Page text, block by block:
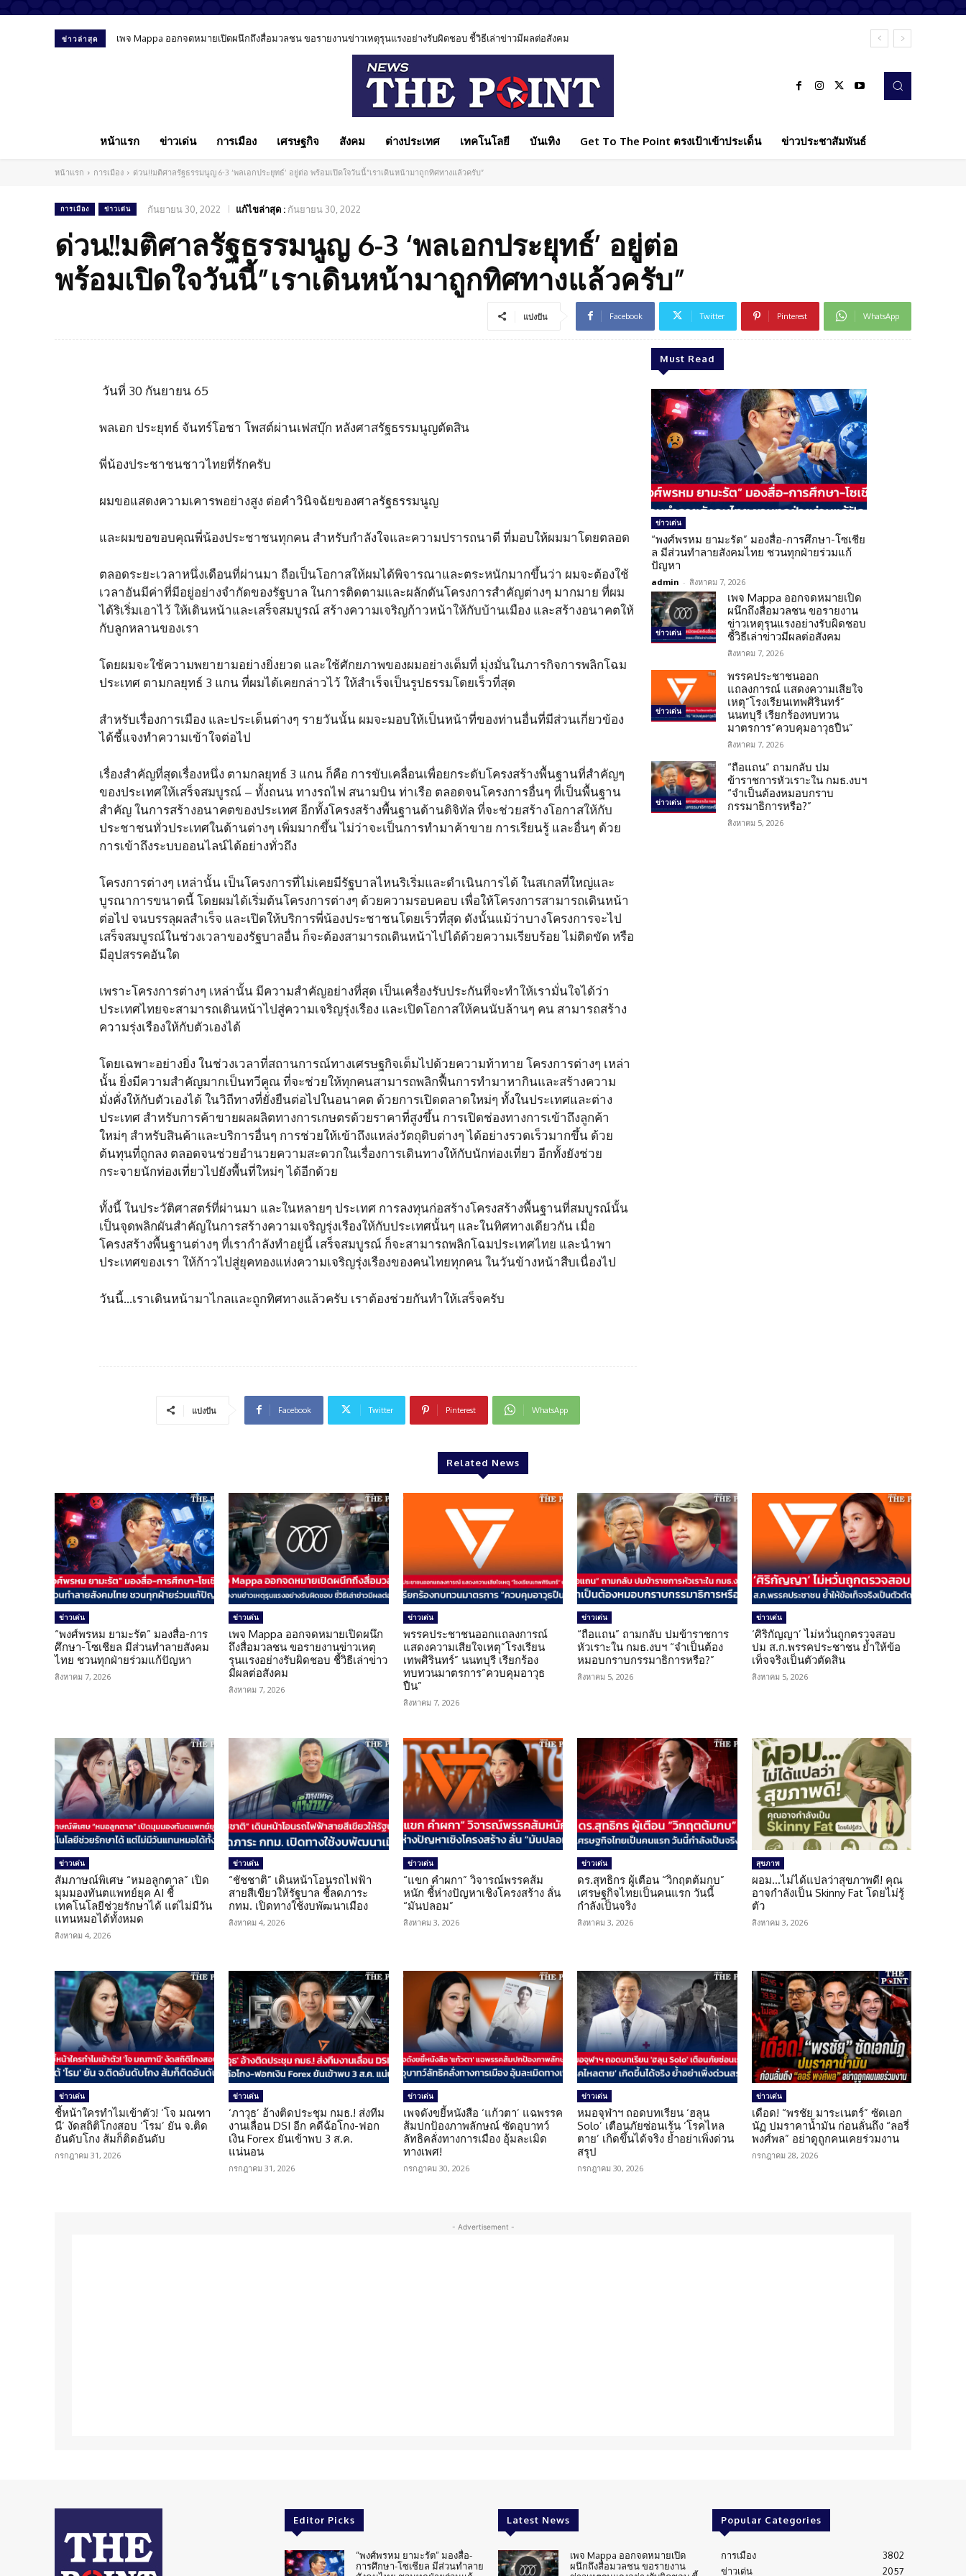
ข่าวล่าสุด เพจ Mappa ออกจดหมายเปิดผนึกถึงสื่อมวลชน ขอรายงานข่าวเหตุรุนแรงอย่างรับผิดชอบ ชี้วิธีเล่าข่าวมีผลต่อสังคม
หน้าแรก ข่าวเด่น การเมือง เศรษฐกิจ สังคม ต่างประเทศ เทคโนโลยี บันเทิง Get To The Point ตรงเป้าเข้าประเด็น ข่าวประชาสัมพันธ์
หน้าแรก การเมือง ด่วน!!มติศาลรัฐธรรมนูญ 6-3 ‘พลเอกประยุทธ์’ อยู่ต่อ พร้อมเปิดใจวันนี้”เราเดินหน้ามาถูกทิศทางแล้วครับ”
การเมือง ข่าวเด่น กันยายน 30, 2022 แก้ไขล่าสุด : กันยายน 30, 2022
ด่วน!!มติศาลรัฐธรรมนูญ 6-3 ‘พลเอกประยุทธ์’ อยู่ต่อ
พร้อมเปิดใจวันนี้”เราเดินหน้ามาถูกทิศทางแล้วครับ”
แบ่งปัน Facebook Twitter Pinterest WhatsApp
วันที่ 30 กันยายน 65
พลเอก ประยุทธ์ จันทร์โอชา โพสต์ผ่านเฟสบุ๊ก หลังศาสรัฐธรรมนูญตัดสิน
พี่น้องประชาชนชาวไทยที่รักครับ
ผมขอแสดงความเคารพอย่างสูง ต่อคำวินิจฉัยของศาลรัฐธรรมนูญ
และผมขอขอบคุณพี่น้องประชาชนทุกคน สำหรับกำลังใจและความปรารถนาดี ที่มอบให้ผมมาโดยตลอด
ตลอดระยะเวลาหนึ่งเดือนที่ผ่านมา ถือเป็นโอกาสให้ผมได้พิจารณาและตระหนักมากขึ้นว่า ผมจะต้องใช้
เวลาอันมีค่าที่มีอยู่อย่างจำกัดของรัฐบาล ในการติดตามและผลักดันโครงการสำคัญต่างๆ มากมาย ที่ผม
ได้ริเริ่มเอาไว้ ให้เดินหน้าและเสร็จสมบูรณ์ สร้างความเจริญก้าวหน้าให้กับบ้านเมือง และสร้างอนาคตให้
กับลูกหลานของเรา
โดยผมจะใช้ความพยายามอย่างยิ่งยวด และใช้ศักยภาพของผมอย่างเต็มที่ มุ่งมั่นในภารกิจการพลิกโฉม
ประเทศ ตามกลยุทธ์ 3 แกน ที่ผมได้เคยกล่าวไว้ ให้สำเร็จเป็นรูปธรรมโดยเร็วที่สุด
สำหรับเรื่องการเมือง และประเด็นต่างๆ รายวันนั้น ผมจะมอบให้เป็นหน้าที่ของท่านอื่นที่มีส่วนเกี่ยวข้อง
ได้ชี้แจงทำความเข้าใจต่อไป
เรื่องสำคัญที่สุดเรื่องหนึ่ง ตามกลยุทธ์ 3 แกน ก็คือ การขับเคลื่อนเพื่อยกระดับโครงสร้างพื้นฐานที่สำคัญๆ
ของประเทศให้เสร็จสมบูรณ์ – ทั้งถนน ทางรถไฟ สนามบิน ท่าเรือ ตลอดจนโครงการอื่นๆ ที่เป็นพื้นฐาน
สำคัญ ในการสร้างอนาคตของประเทศ อีกทั้งโครงสร้างพื้นฐานด้านดิจิทัล ที่จะช่วยสร้างโอกาสให้กับ
ประชาชนทั่วประเทศในด้านต่างๆ เพิ่มมากขึ้น ไม่ว่าจะเป็นการทำมาค้าขาย การเรียนรู้ และอื่นๆ ด้วย
การเข้าถึงระบบออนไลน์ได้อย่างทั่วถึง
โครงการต่างๆ เหล่านั้น เป็นโครงการที่ไม่เคยมีรัฐบาลไหนริเริ่มและดำเนินการได้ ในสเกลที่ใหญ่และ
บูรณาการขนาดนี้ โดยผมได้เริ่มต้นโครงการต่างๆ ด้วยความรอบคอบ เพื่อให้โครงการสามารถเดินหน้า
ต่อไป จนบรรลุผลสำเร็จ และเปิดให้บริการพี่น้องประชาชนโดยเร็วที่สุด ดังนั้นแม้ว่าบางโครงการจะไป
เสร็จสมบูรณ์ในช่วงเวลาของรัฐบาลอื่น ก็จะต้องสามารถเดินหน้าไปได้ด้วยความเรียบร้อย ไม่ติดขัด หรือ
มีอุปสรรคอันใด
เพราะโครงการต่างๆ เหล่านั้น มีความสำคัญอย่างที่สุด เป็นเครื่องรับประกันที่จะทำให้เรามั่นใจได้ว่า
ประเทศไทยจะสามารถเดินหน้าไปสู่ความเจริญรุ่งเรือง และเปิดโอกาสให้คนนับล้านๆ คน สามารถสร้าง
ความรุ่งเรืองให้กับตัวเองได้
โดยเฉพาะอย่างยิ่ง ในช่วงเวลาที่สถานการณ์ทางเศรษฐกิจเต็มไปด้วยความท้าทาย โครงการต่างๆ เหล่า
นั้น ยิ่งมีความสำคัญมากเป็นทวีคูณ ที่จะช่วยให้ทุกคนสามารถพลิกฟื้นการทำมาหากินและสร้างความ
มั่งคั่งให้กับตัวเองได้ ในวิถีทางที่ยั่งยืนต่อไปในอนาคต ด้วยการเปิดตลาดใหม่ๆ ทั้งในประเทศและต่าง
ประเทศ สำหรับการค้าขายผลผลิตทางการเกษตรด้วยราคาที่สูงขึ้น การเปิดช่องทางการเข้าถึงลูกค้า
ใหม่ๆ สำหรับสินค้าและบริการอื่นๆ การช่วยให้เข้าถึงแหล่งวัตถุดิบต่างๆ ได้อย่างรวดเร็วมากขึ้น ด้วย
ต้นทุนที่ถูกลง ตลอดจนช่วยอำนวยความสะดวกในเรื่องการเดินทางให้กับนักท่องเที่ยว อีกทั้งยังช่วย
กระจายนักท่องเที่ยวไปยังพื้นที่ใหม่ๆ ได้อีกด้วย
ทั้งนี้ ในประวัติศาสตร์ที่ผ่านมา และในหลายๆ ประเทศ การลงทุนก่อสร้างโครงสร้างพื้นฐานที่สมบูรณ์นั้น
เป็นจุดพลิกผันสำคัญในการสร้างความเจริญรุ่งเรืองให้กับประเทศนั้นๆ และในทิศทางเดียวกัน เมื่อ
โครงสร้างพื้นฐานต่างๆ ที่เรากำลังทำอยู่นี้ เสร็จสมบูรณ์ ก็จะสามารถพลิกโฉมประเทศไทย และนำพา
ประเทศของเรา ให้ก้าวไปสู่ยุคทองแห่งความเจริญรุ่งเรืองของคนไทยทุกคน ในวันข้างหน้าสืบเนื่องไป
วันนี้…เราเดินหน้ามาไกลและถูกทิศทางแล้วครับ เราต้องช่วยกันทำให้เสร็จครับ
แบ่งปัน Facebook Twitter Pinterest WhatsApp
Must Read
ข่าวเด่น
“พงศ์พรหม ยามะรัต” มองสื่อ-การศึกษา-โซเชีย
ล มีส่วนทำลายสังคมไทย ชวนทุกฝ่ายร่วมแก้
ปัญหา
admin - สิงหาคม 7, 2026
ข่าวเด่น
เพจ Mappa ออกจดหมายเปิด
ผนึกถึงสื่อมวลชน ขอรายงาน
ข่าวเหตุรุนแรงอย่างรับผิดชอบ
ชี้วิธีเล่าข่าวมีผลต่อสังคม
สิงหาคม 7, 2026
ข่าวเด่น
พรรคประชาชนออก
แถลงการณ์ แสดงความเสียใจ
เหตุ”โรงเรียนเทพศิรินทร์”
นนทบุรี เรียกร้องทบทวน
มาตรการ”ควบคุมอาวุธปืน”
สิงหาคม 7, 2026
ข่าวเด่น
“ถือแถน” ถามกลับ ปม
ข้าราชการหัวเราะใน กมธ.งบฯ
“จำเป็นต้องหมอบกราบ
กรรมาธิการหรือ?”
สิงหาคม 5, 2026
Related News
ข่าวเด่น
“พงศ์พรหม ยามะรัต” มองสื่อ-การ
ศึกษา-โซเชียล มีส่วนทำลายสังคม
ไทย ชวนทุกฝ่ายร่วมแก้ปัญหา
สิงหาคม 7, 2026
ข่าวเด่น
เพจ Mappa ออกจดหมายเปิดผนึก
ถึงสื่อมวลชน ขอรายงานข่าวเหตุ
รุนแรงอย่างรับผิดชอบ ชี้วิธีเล่าข่าว
มีผลต่อสังคม
สิงหาคม 7, 2026
ข่าวเด่น
พรรคประชาชนออกแถลงการณ์
แสดงความเสียใจเหตุ”โรงเรียน
เทพศิรินทร์” นนทบุรี เรียกร้อง
ทบทวนมาตรการ”ควบคุมอาวุธ
ปืน”
สิงหาคม 7, 2026
ข่าวเด่น
“ถือแถน” ถามกลับ ปมข้าราชการ
หัวเราะใน กมธ.งบฯ “จำเป็นต้อง
หมอบกราบกรรมาธิการหรือ?”
สิงหาคม 5, 2026
ข่าวเด่น
‘ศิริกัญญา’ ไม่หวั่นถูกตรวจสอบ
ปม ส.ก.พรรคประชาชน ย้ำให้ข้อ
เท็จจริงเป็นตัวตัดสิน
สิงหาคม 5, 2026
ข่าวเด่น
สัมภาษณ์พิเศษ “หมอลูกตาล” เปิด
มุมมองทันตแพทย์ยุค AI ชี้
เทคโนโลยีช่วยรักษาได้ แต่ไม่มีวัน
แทนหมอได้ทั้งหมด
สิงหาคม 4, 2026
ข่าวเด่น
“ชัชชาติ” เดินหน้าโอนรถไฟฟ้า
สายสีเขียวให้รัฐบาล ชี้ลดภาระ
กทม. เปิดทางใช้งบพัฒนาเมือง
สิงหาคม 4, 2026
ข่าวเด่น
“แขก คำผกา” วิจารณ์พรรคส้ม
หนัก ชี้ห่างปัญหาเชิงโครงสร้าง ลั่น
“มันปลอม”
สิงหาคม 3, 2026
ข่าวเด่น
ดร.สุทธิกร ผู้เตือน “วิกฤตต้มกบ”
เศรษฐกิจไทยเป็นคนแรก วันนี้
กำลังเป็นจริง
สิงหาคม 3, 2026
สุขภาพ
ผอม…ไม่ได้แปลว่าสุขภาพดี! คุณ
อาจกำลังเป็น Skinny Fat โดยไม่รู้
ตัว
สิงหาคม 3, 2026
ข่าวเด่น
ชี้หน้าใครทำไมเข้าตัว! ‘โจ มณฑา
นี’ งัดสถิติโกงสอบ ‘โรม’ ยัน จ.ติด
อันดับโกง ส้มก็ติดอันดับ
กรกฎาคม 31, 2026
ข่าวเด่น
‘ภาวุธ’ อ้างติดประชุม กมธ.! ส่งทีม
งานเลื่อน DSI อีก คดีฉ้อโกง-ฟอก
เงิน Forex ยันเข้าพบ 3 ส.ค.
แน่นอน
กรกฎาคม 31, 2026
ข่าวเด่น
เพจดังขยี้หนังสือ ‘แก้วตา’ แฉพรรค
ส้มปกป้องภาพลักษณ์ ซัดอุบาทว์
ลัทธิคลั่งทางการเมือง อุ้มละเมิด
ทางเพศ!
กรกฎาคม 30, 2026
ข่าวเด่น
หมอจุฬาฯ ถอดบทเรียน ‘ฮลุน
Solo’ เตือนภัยซ่อนเร้น ‘โรคไหล
ตาย’ เกิดขึ้นได้จริง ย้ำอย่าเพิ่งด่วน
สรุป
กรกฎาคม 30, 2026
ข่าวเด่น
เดือด! “พรชัย มาระเนตร์” ซัดเอก
นัฏ ปมราคาน้ำมัน ก่อนลั่นถึง “ลอรี่
พงศ์พล” อย่าดูถูกคนเคยร่วมงาน
กรกฎาคม 28, 2026
- Advertisement -
Editor Picks
“พงศ์พรหม ยามะรัต” มองสื่อ-
การศึกษา-โซเชียล มีส่วนทำลาย
Latest News
เพจ Mappa ออกจดหมายเปิด
ผนึกถึงสื่อมวลชน ขอรายงาน
Popular Categories
การเมือง
3802
ข่าวเด่น
2057